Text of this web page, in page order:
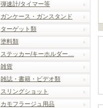
弾速計/タイマー等
ガンケース・ガンスタンド
ターゲット類
塗料類
ステッカー/キーホルダー…
雑貨
雑誌・書籍・ビデオ類
スリングショット
カモフラージュ用品